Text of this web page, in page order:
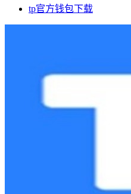
tp官方钱包下载